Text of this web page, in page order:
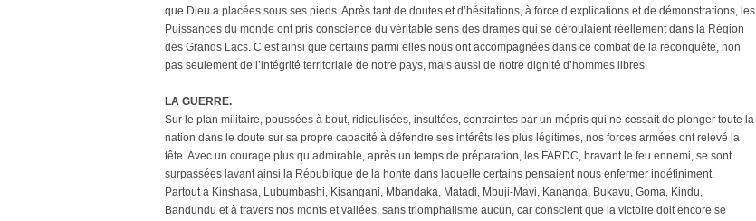
que Dieu a placées sous ses pieds. Après tant de doutes et d’hésitations, à force d’explications et de démonstrations, les
Puissances du monde ont pris conscience du véritable sens des drames qui se déroulaient réellement dans la Région
des Grands Lacs. C’est ainsi que certains parmi elles nous ont accompagnées dans ce combat de la reconquête, non
pas seulement de l’intégrité territoriale de notre pays, mais aussi de notre dignité d’hommes libres.
LA GUERRE.
Sur le plan militaire, poussées à bout, ridiculisées, insultées, contraintes par un mépris qui ne cessait de plonger toute la
nation dans le doute sur sa propre capacité à défendre ses intérêts les plus légitimes, nos forces armées ont relevé la
tête. Avec un courage plus qu’admirable, après un temps de préparation, les FARDC, bravant le feu ennemi, se sont
surpassées lavant ainsi la République de la honte dans laquelle certains pensaient nous enfermer indéfiniment.
Partout à Kinshasa, Lubumbashi, Kisangani, Mbandaka, Matadi, Mbuji-Mayi, Kananga, Bukavu, Goma, Kindu,
Bandundu et à travers nos monts et vallées, sans triomphalisme aucun, car conscient que la victoire doit encore se